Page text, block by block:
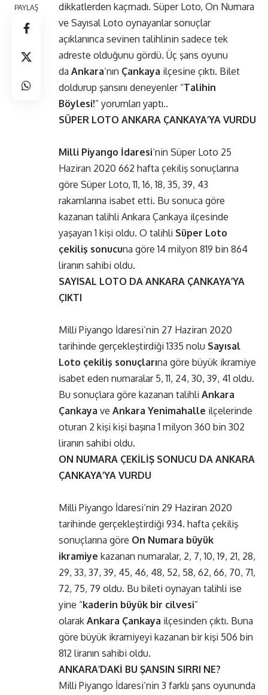
PAYLAŞ
dikkatlerden kaçmadı. Süper Loto, On Numara
ve Sayısal Loto oynayanlar sonuçlar
açıklanınca sevinen talihlinin sadece tek
adreste olduğunu gördü. Üç şans oyunu
da Ankara‘nın Çankaya ilçesine çıktı. Bilet
doldurup şansını deneyenler “Talihin
Böylesi!” yorumları yaptı..
SÜPER LOTO ANKARA ÇANKAYA’YA VURDU
Milli Piyango İdaresi‘nin Süper Loto 25
Haziran 2020 662 hafta çekiliş sonuçlarına
göre Süper Loto, 11, 16, 18, 35, 39, 43
rakamlarına isabet etti. Bu sonuca göre
kazanan talihli Ankara Çankaya ilçesinde
yaşayan 1 kişi oldu. O talihli Süper Loto
çekiliş sonucuna göre 14 milyon 819 bin 864
liranın sahibi oldu.
SAYISAL LOTO DA ANKARA ÇANKAYA’YA
ÇIKTI
Milli Piyango İdaresi’nin 27 Haziran 2020
tarihinde gerçekleştirdiği 1335 nolu Sayısal
Loto çekiliş sonuçlarına göre büyük ikramiye
isabet eden numaralar 5, 11, 24, 30, 39, 41 oldu.
Bu sonuçlara göre kazanan talihli Ankara
Çankaya ve Ankara Yenimahalle ilçelerinde
oturan 2 kişi kişi başına 1 milyon 360 bin 302
liranın sahibi oldu.
ON NUMARA ÇEKİLİŞ SONUCU DA ANKARA
ÇANKAYA’YA VURDU
Milli Piyango İdaresi’nin 29 Haziran 2020
tarihinde gerçekleştirdiği 934. hafta çekiliş
sonuçlarına göre On Numara büyük
ikramiye kazanan numaralar, 2, 7, 10, 19, 21, 28,
29, 33, 37, 39, 45, 46, 48, 52, 58, 62, 66, 70, 71,
72, 75, 79 oldu. Bu bileti oynayan talihli ise
yine “kaderin büyük bir cilvesi”
olarak Ankara Çankaya ilçesinden çıktı. Buna
göre büyük ikramiyeyi kazanan bir kişi 506 bin
812 liranın sahibi oldu.
ANKARA’DAKİ BU ŞANSIN SIRRI NE?
Milli Piyango İdaresi’nin 3 farklı şans oyununda